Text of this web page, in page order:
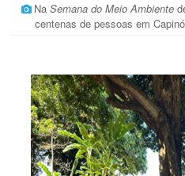
Na Semana do Meio Ambiente
centenas de pessoas em